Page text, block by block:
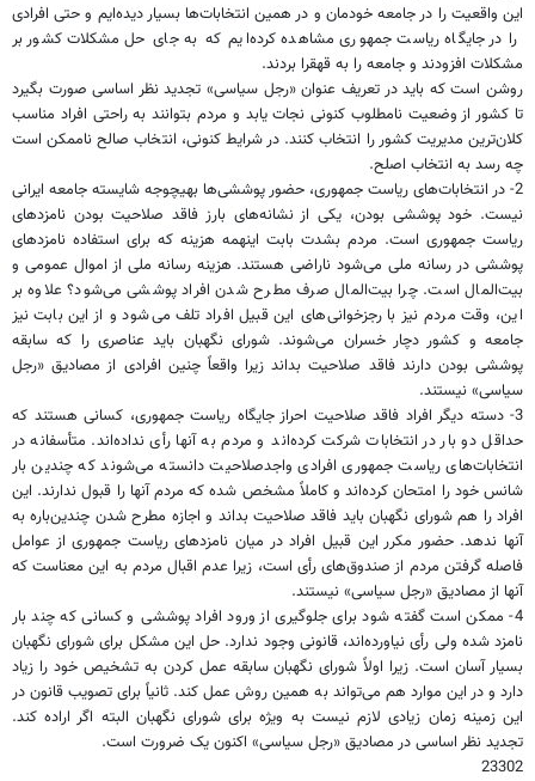
این واقعیت را در جامعه خودمان و در همین انتخابات‌ها بسیار دیده‌ایم و حتی افرادی
را در جایگاه ریاست‌ جمهوری مشاهده کرده‌ایم که به جای حل مشکلات کشور بر
مشکلات افزودند و جامعه را به قهقرا بردند.
روشن است که باید در تعریف عنوان «رجل سیاسی» تجدید نظر اساسی صورت بگیرد
تا کشور از وضعیت نامطلوب کنونی نجات یابد و مردم بتوانند به راحتی افراد مناسب
کلان‌ترین مدیریت کشور را انتخاب کنند. در شرایط کنونی، انتخاب صالح ناممکن است
چه رسد به انتخاب اصلح.
2- در انتخابات‌های ریاست ‌جمهوری، حضور پوششی‌ها بهیچوجه شایسته جامعه ایرانی
نیست. خود پوششی بودن، یکی از نشانه‌های بارز فاقد صلاحیت بودن نامزدهای
ریاست‌ جمهوری است. مردم بشدت بابت اینهمه هزینه که برای استفاده نامزدهای
پوششی در رسانه ملی می‌شود ناراضی هستند. هزینه رسانه ملی از اموال عمومی و
بیت‌المال است. چرا بیت‌المال صرف مطرح شدن افراد پوششی می‌شود؟ علاوه بر
این، وقت مردم نیز با رجزخوانی‌های این قبیل افراد تلف می‌شود و از این بابت نیز
جامعه و کشور دچار خسران می‌شوند. شورای نگهبان باید عناصری را که سابقه
پوششی بودن دارند فاقد صلاحیت بداند زیرا واقعاً چنین افرادی از مصادیق «رجل
سیاسی» نیستند.
3- دسته دیگر افراد فاقد صلاحیت احراز جایگاه ریاست ‌جمهوری، کسانی هستند که
حداقل دو بار در انتخابات شرکت کرده‌اند و مردم به آنها رأی نداده‌اند. متأسفانه در
انتخابات‌های ریاست ‌جمهوری افرادی واجدصلاحیت دانسته می‌شوند که چندین بار
شانس خود را امتحان کرده‌اند و کاملاً مشخص شده که مردم آنها را قبول ندارند. این
افراد را هم شورای نگهبان باید فاقد صلاحیت بداند و اجازه مطرح شدن چندین‌باره به
آنها ندهد. حضور مکرر این قبیل افراد در میان نامزدهای ریاست‌ جمهوری از عوامل
فاصله گرفتن مردم از صندوق‌های رأی است، زیرا عدم اقبال مردم به این معناست که
آنها از مصادیق «رجل سیاسی» نیستند.
4- ممکن است گفته شود برای جلوگیری از ورود افراد پوششی و کسانی که چند بار
نامزد شده ولی رأی نیاورده‌اند، قانونی وجود ندارد. حل این مشکل برای شورای نگهبان
بسیار آسان است. زیرا اولاً شورای نگهبان سابقه عمل کردن به تشخیص خود را زیاد
دارد و در این موارد هم می‌تواند به همین روش عمل کند. ثانیاً برای تصویب قانون در
این زمینه زمان زیادی لازم نیست به ویژه برای شورای نگهبان البته اگر اراده کند.
تجدید نظر اساسی در مصادیق «رجل سیاسی» اکنون یک ضرورت است.
23302